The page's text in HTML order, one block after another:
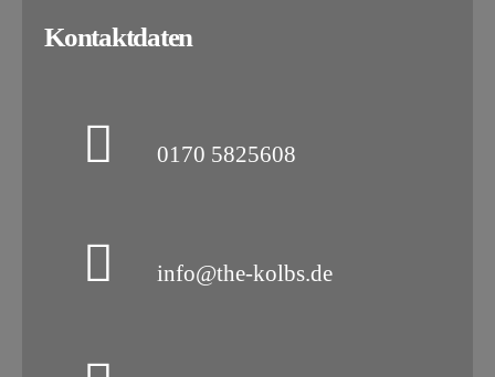
Kontaktdaten
0170 5825608
info@the-kolbs.de